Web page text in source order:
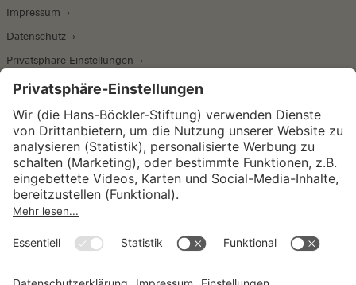
Impressum
Datenschutz
Privatsphäre-Einstellungen
Wirtschafts- und Sozialwissenschaftliches Institut
Institut für Makroökonomie und
Konjunkturforschung
Unternehmensführung